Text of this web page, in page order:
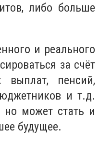
либо больше
и реального
за счёт
выплат, пенсий,
и т.д.
может стать и
будущее.